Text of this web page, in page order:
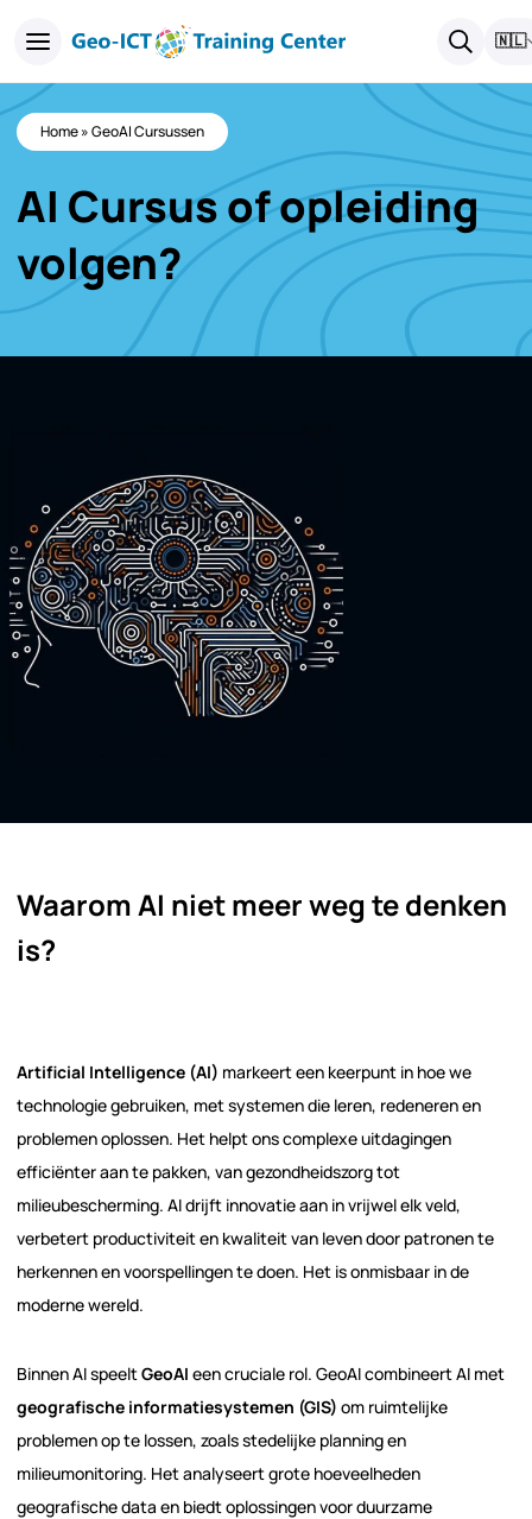
🇳🇱
Home»GeoAI Cursussen
AI Cursus of opleiding
volgen?
Waarom AI niet meer weg te denken
is?
Artificial Intelligence (AI) markeert een keerpunt in hoe we
technologie gebruiken, met systemen die leren, redeneren en
problemen oplossen. Het helpt ons complexe uitdagingen
efficiënter aan te pakken, van gezondheidszorg tot
milieubescherming. AI drijft innovatie aan in vrijwel elk veld,
verbetert productiviteit en kwaliteit van leven door patronen te
herkennen en voorspellingen te doen. Het is onmisbaar in de
moderne wereld.
Binnen AI speeltGeoAI een cruciale rol. GeoAI combineert AI met
geografische informatiesystemen (GIS) om ruimtelijke
problemen op te lossen, zoals stedelijke planning en
milieumonitoring. Het analyseert grote hoeveelheden
geografische data en biedt oplossingen voor duurzame